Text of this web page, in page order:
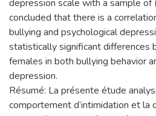
depression scale with a sample
concluded that there is a
bullying and psychological
statistically significant differences
females in both bullying behavior
depression.
Résumé: La présente étude
comportement d’intimidation et la